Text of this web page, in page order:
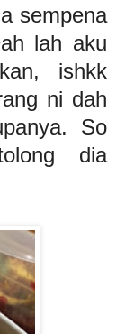
sempena
lah aku
ishkk
ni dah
So
dia